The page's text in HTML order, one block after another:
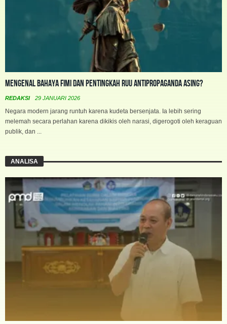
Mengenal Bahaya FIMI dan Pentingkah RUU Antipropaganda Asing?
REDAKSI 29 JANUARI 2026
Negara modern jarang runtuh karena kudeta bersenjata. Ia lebih sering
melemah secara perlahan karena dikikis oleh narasi, digerogoti oleh keraguan
publik, dan ...
ANALISA